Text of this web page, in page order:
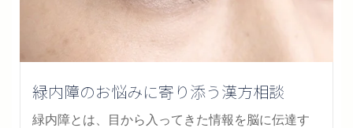
緑内障のお悩みに寄り添う漢方相談
緑内障とは、目から入ってきた情報を脳に伝達す